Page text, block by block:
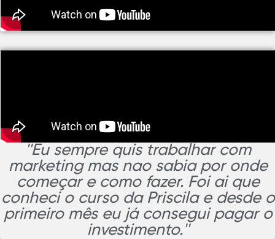
''Eu sempre quis trabalhar com
marketing mas nao sabia por onde
começar e como fazer. Foi ai que
conheci o curso da Priscila e desde o
primeiro mês eu já consegui pagar o
investimento.''